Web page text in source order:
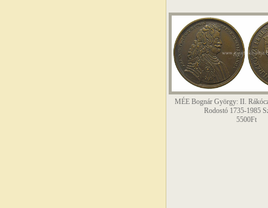
MÉE Bognár György: II.
Rodostó 1735-1985
5500Ft